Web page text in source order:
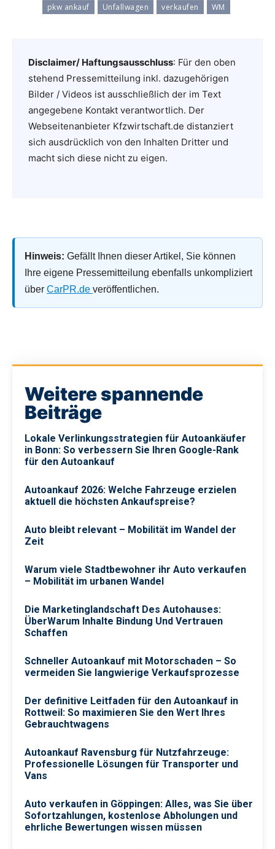
pkw ankauf
Unfallwagen verkaufen WM
Disclaimer/ Haftungsausschluss: Für den oben
stehend Pressemitteilung inkl. dazugehörigen
Bilder / Videos ist ausschließlich der im Text
angegebene Kontakt verantwortlich. Der
Webseitenanbieter Kfzwirtschaft.de distanziert
sich ausdrücklich von den Inhalten Dritter und
macht sich diese nicht zu eigen.
Hinweis: Gefällt Ihnen dieser Artikel, Sie können
Ihre eigene Pressemitteilung ebenfalls unkompliziert
über CarPR.de veröffentlichen.
Weitere spannende
Beiträge
Lokale Verlinkungsstrategien für Autoankäufer
in Bonn: So verbessern Sie Ihren Google-Rank
für den Autoankauf
Autoankauf 2026: Welche Fahrzeuge erzielen
aktuell die höchsten Ankaufspreise?
Auto bleibt relevant – Mobilität im Wandel der
Zeit
Warum viele Stadtbewohner ihr Auto verkaufen
– Mobilität im urbanen Wandel
Die Marketinglandschaft Des Autohauses:
ÜberWarum Inhalte Bindung Und Vertrauen
Schaffen
Schneller Autoankauf mit Motorschaden – So
vermeiden Sie langwierige Verkaufsprozesse
Der definitive Leitfaden für den Autoankauf in
Rottweil: So maximieren Sie den Wert Ihres
Gebrauchtwagens
Autoankauf Ravensburg für Nutzfahrzeuge:
Professionelle Lösungen für Transporter und
Vans
Auto verkaufen in Göppingen: Alles, was Sie über
Sofortzahlungen, kostenlose Abholungen und
ehrliche Bewertungen wissen müssen